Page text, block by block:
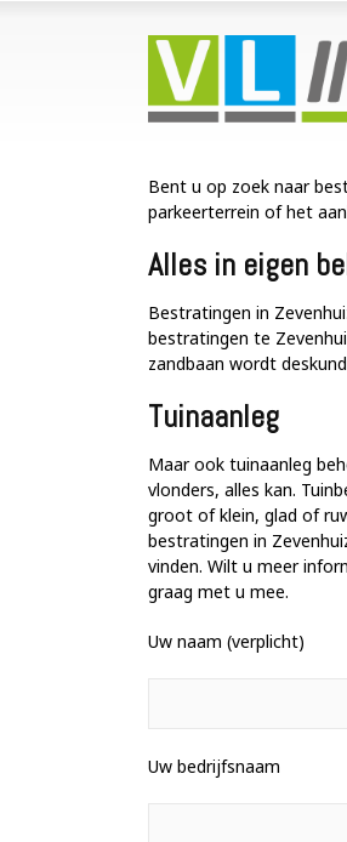
Bent u op zoek naar
parkeerterrein of het
Alles in eigen
Bestratingen in
bestratingen te
zandbaan wordt
Tuinaanleg
Maar ook tuinaanleg
vlonders, alles kan.
groot of klein, glad of
bestratingen in
vinden. Wilt u meer
graag met u mee.
Uw naam (verplicht)
Uw bedrijfsnaam